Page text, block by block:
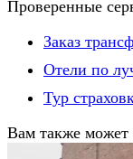
Проверенные
Заказ
Отели по
Тур
Вам также может